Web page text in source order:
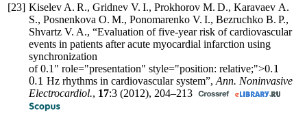
[23] Kiselev A. R., Gridnev V. I., Prokhorov M. D., Karavaev A.
S., Posnenkova O. M., Ponomarenko V. I., Bezruchko B. P.,
Shvartz V. A., “Evaluation of five-year risk of cardiovascular
events in patients after acute myocardial infarction using
synchronization
of0.1 " role="presentation" style="position: relative;">0.1
0.1 Hz rhythms in cardiovascular system”, Ann. Noninvasive
Electrocardiol., 17:3 (2012), 204–213